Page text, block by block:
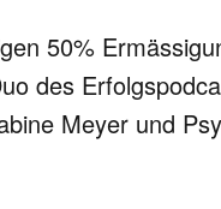
50%
des
Meyer und